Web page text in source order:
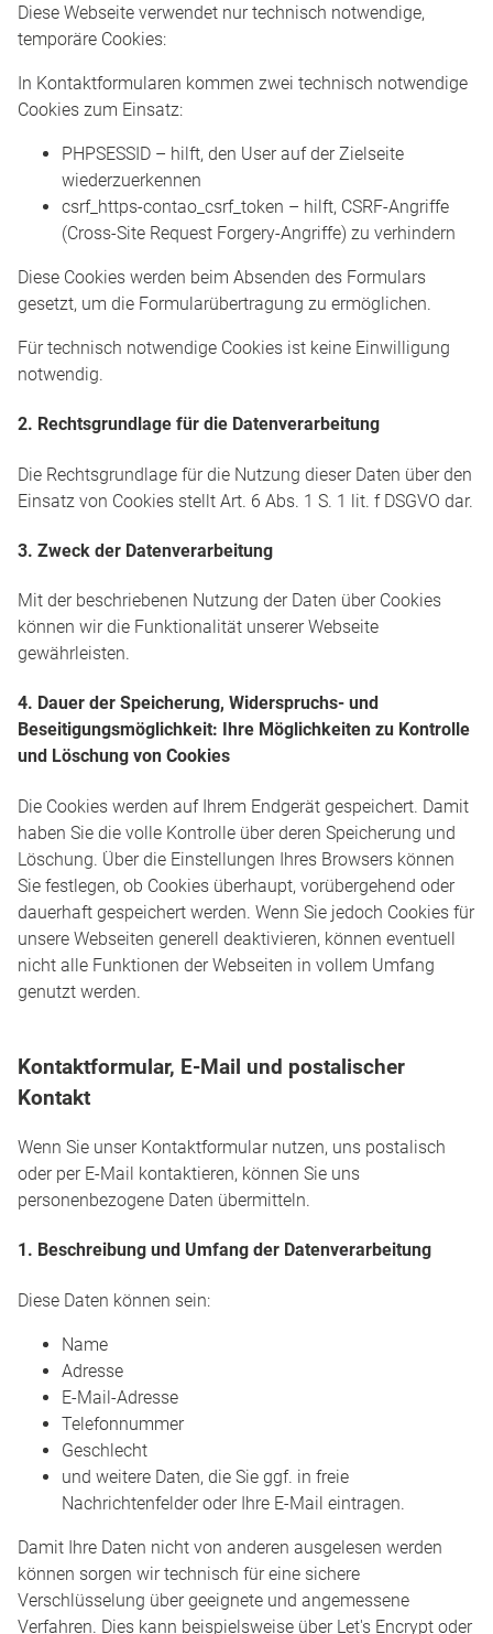
Diese Webseite verwendet nur technisch notwendige,
temporäre Cookies:
In Kontaktformularen kommen zwei technisch notwendige
Cookies zum Einsatz:
PHPSESSID – hilft, den User auf der Zielseite
wiederzuerkennen
csrf_https-contao_csrf_token – hilft, CSRF-Angriffe
(Cross-Site Request Forgery-Angriffe) zu verhindern
Diese Cookies werden beim Absenden des Formulars
gesetzt, um die Formularübertragung zu ermöglichen.
Für technisch notwendige Cookies ist keine Einwilligung
notwendig.
2. Rechtsgrundlage für die Datenverarbeitung
Die Rechtsgrundlage für die Nutzung dieser Daten über den
Einsatz von Cookies stellt Art. 6 Abs. 1 S. 1 lit. f DSGVO dar.
3. Zweck der Datenverarbeitung
Mit der beschriebenen Nutzung der Daten über Cookies
können wir die Funktionalität unserer Webseite
gewährleisten.
4. Dauer der Speicherung, Widerspruchs- und
Beseitigungsmöglichkeit: Ihre Möglichkeiten zu Kontrolle
und Löschung von Cookies
Die Cookies werden auf Ihrem Endgerät gespeichert. Damit
haben Sie die volle Kontrolle über deren Speicherung und
Löschung. Über die Einstellungen Ihres Browsers können
Sie festlegen, ob Cookies überhaupt, vorübergehend oder
dauerhaft gespeichert werden. Wenn Sie jedoch Cookies für
unsere Webseiten generell deaktivieren, können eventuell
nicht alle Funktionen der Webseiten in vollem Umfang
genutzt werden.
Kontaktformular, E-Mail und postalischer
Kontakt
Wenn Sie unser Kontaktformular nutzen, uns postalisch
oder per E-Mail kontaktieren, können Sie uns
personenbezogene Daten übermitteln.
1. Beschreibung und Umfang der Datenverarbeitung
Diese Daten können sein:
Name
Adresse
E-Mail-Adresse
Telefonnummer
Geschlecht
und weitere Daten, die Sie ggf. in freie
Nachrichtenfelder oder Ihre E-Mail eintragen.
Damit Ihre Daten nicht von anderen ausgelesen werden
können sorgen wir technisch für eine sichere
Verschlüsselung über geeignete und angemessene
Verfahren. Dies kann beispielsweise über Let's Encrypt oder